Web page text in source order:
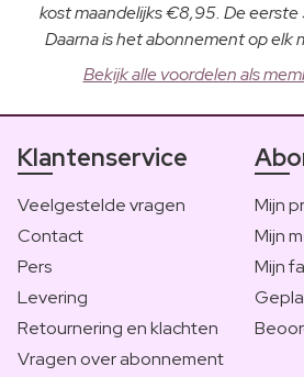
kost maandelijks €8,95. De eerste
Daarna is het abonnement op elk
Bekijk alle voordelen als
Klantenservice
Veelgestelde vragen
Contact
Pers
Levering
Retournering en klachten
Vragen over abonnement
Mijn
Mijn
Mijn